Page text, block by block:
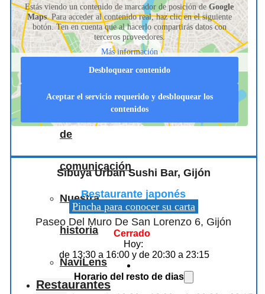
que
nos
apoyan
Medios
de
comunicación
Nuestra
historia
NaviLens
Restaurantes
Estás viendo un contenido de marcador de posición deGoogle
Maps. Para acceder al contenido real, haz clic en el siguiente
botón. Ten en cuenta que al hacerlo compartirás datos con
terceros proveedores.
Más información
Desbloquear contenido
Aceptar el servicio requerido y desbloquear los
contenidos
Sibuya Urban Sushi Bar, Gijón
Restaurante japonés
Pincha para conocer su carta
Paseo Del Muro De San Lorenzo 6, Gijón
Cerrado
Hoy:
de 13:30 a 16:00 y de 20:30 a 23:15
Horario del resto de dias